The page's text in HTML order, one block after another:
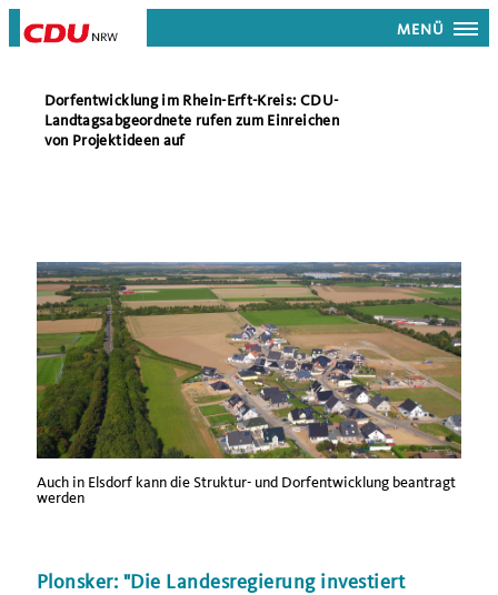
MENÜ
Dorfentwicklung im Rhein-Erft-Kreis: CDU-
Landtagsabgeordnete rufen zum Einreichen
von Projektideen auf
Auch in Elsdorf kann die Struktur- und Dorfentwicklung beantragt
werden
Plonsker: "Die Landesregierung investiert